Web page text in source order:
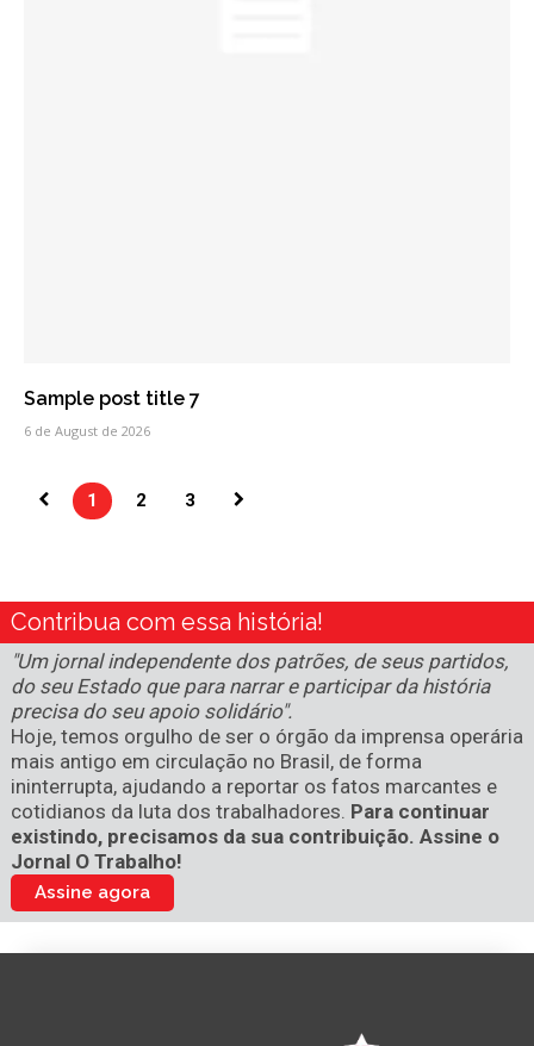
Sample post title 7
6 de August de 2026
1 2 3
Contribua com essa história!
"Um jornal independente dos patrões, de seus partidos,
do seu Estado que para narrar e participar da história
precisa do seu apoio solidário".
Hoje, temos orgulho de ser o órgão da imprensa operária
mais antigo em circulação no Brasil, de forma
ininterrupta, ajudando a reportar os fatos marcantes e
cotidianos da luta dos trabalhadores. Para continuar
existindo, precisamos da sua contribuição. Assine o
Jornal O Trabalho!
Assine agora